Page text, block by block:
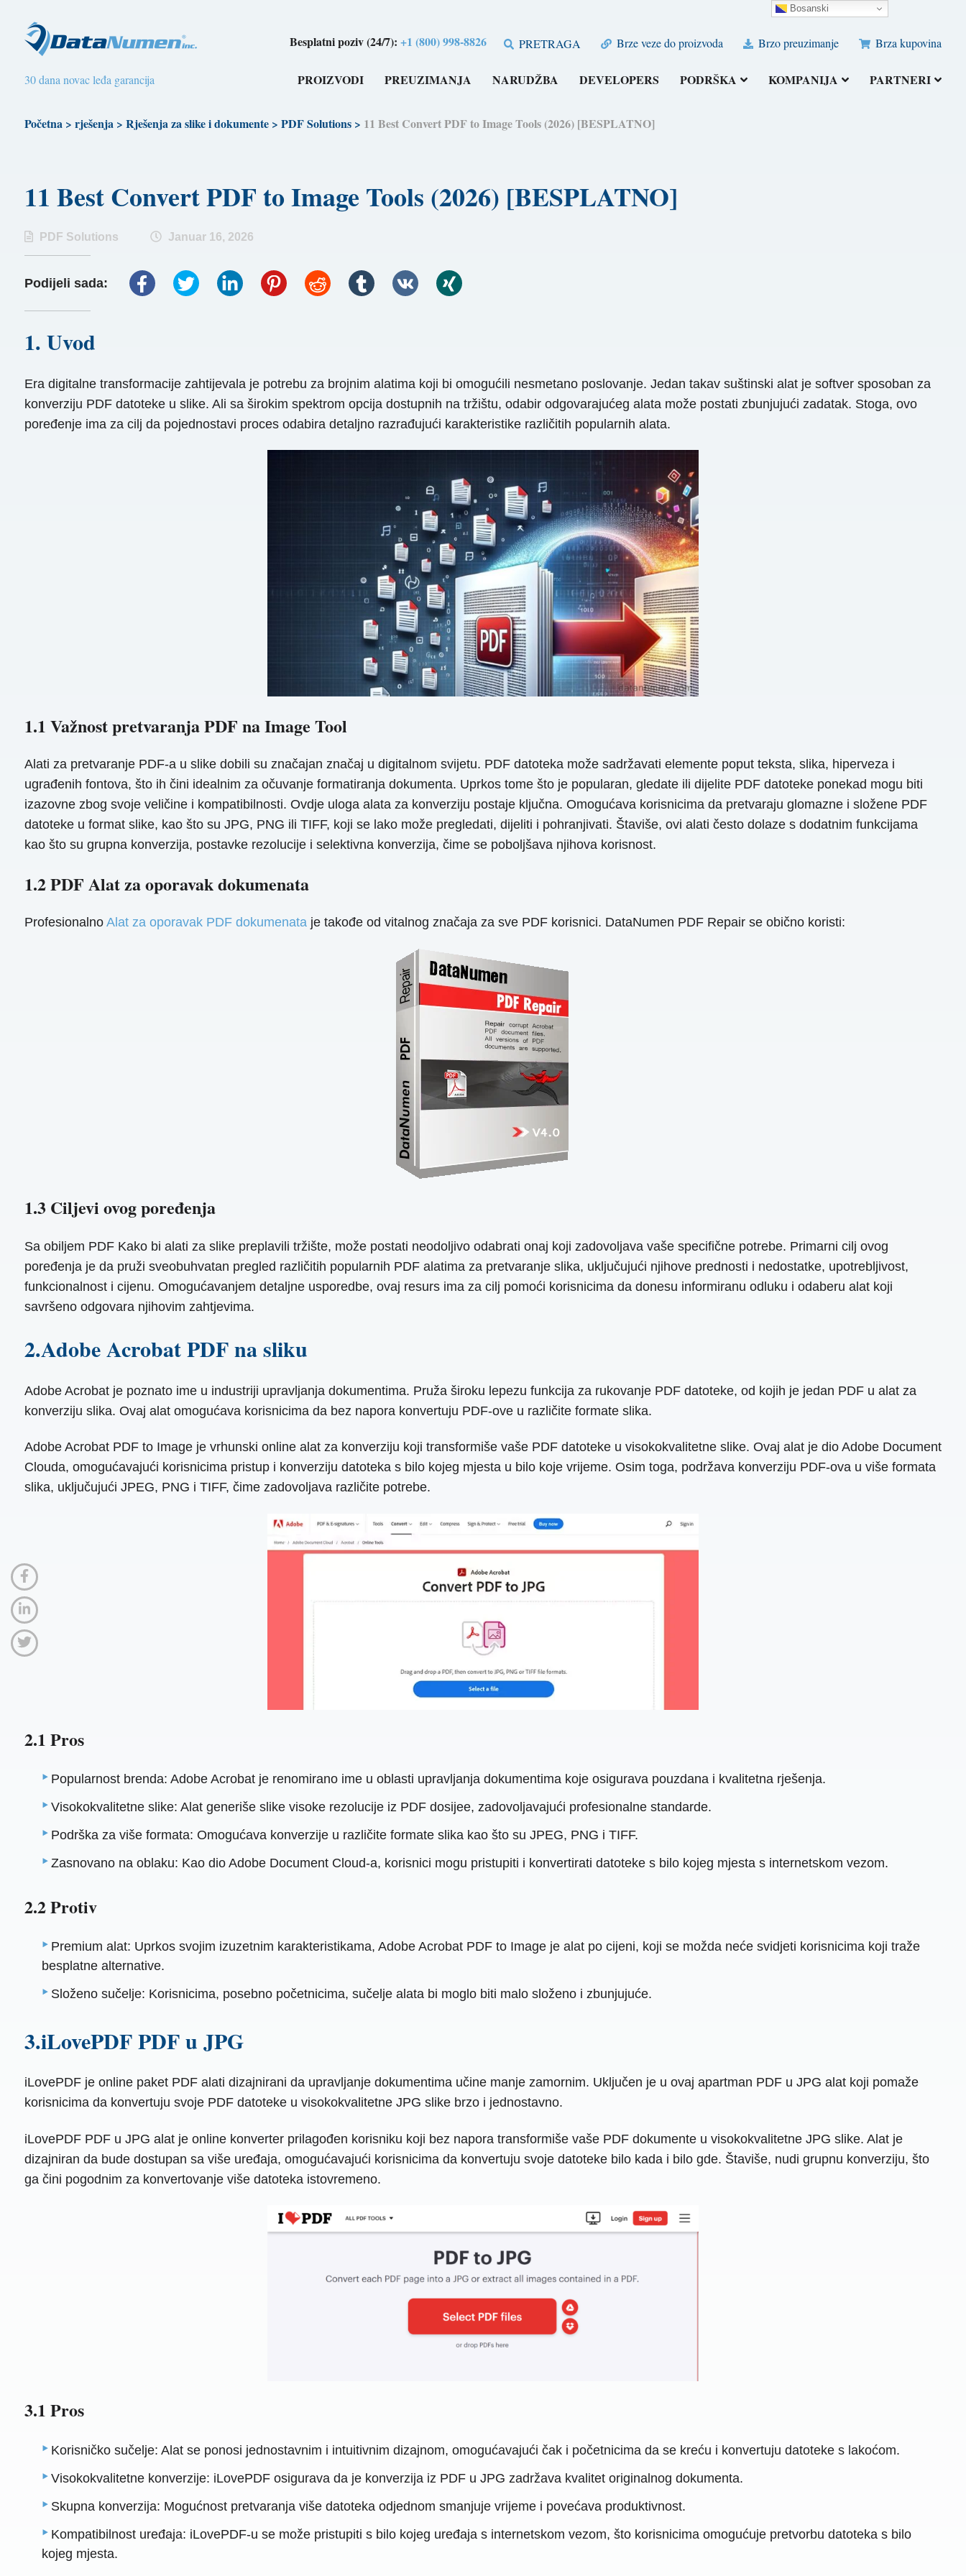
Besplatni poziv (24/7):+1 (800) 998-8826 PRETRAGA Brze veze do proizvoda Brzo preuzimanje Brza kupovina
30 dana novac leđa garancija PROIZVODI PREUZIMANJA NARUDŽBA DEVELOPERS PODRŠKA KOMPANIJA PARTNERI
Početna> rješenja> Rješenja za slike i dokumente> PDF Solutions> 11 Best Convert PDF to Image Tools (2026) [BESPLATNO]
11 Best Convert PDF to Image Tools (2026) [BESPLATNO]
PDF Solutions Januar 16, 2026
Podijeli sada:
1. Uvod
Era digitalne transformacije zahtijevala je potrebu za brojnim alatima koji bi omogućili nesmetano poslovanje. Jedan takav suštinski alat je softver sposoban za
konverziju PDF datoteke u slike. Ali sa širokim spektrom opcija dostupnih na tržištu, odabir odgovarajućeg alata može postati zbunjujući zadatak. Stoga, ovo
poređenje ima za cilj da pojednostavi proces odabira detaljno razrađujući karakteristike različitih popularnih alata.
1.1 Važnost pretvaranja PDF na Image Tool
Alati za pretvaranje PDF-a u slike dobili su značajan značaj u digitalnom svijetu. PDF datoteka može sadržavati elemente poput teksta, slika, hiperveza i
ugrađenih fontova, što ih čini idealnim za očuvanje formatiranja dokumenta. Uprkos tome što je popularan, gledate ili dijelite PDF datoteke ponekad mogu biti
izazovne zbog svoje veličine i kompatibilnosti. Ovdje uloga alata za konverziju postaje ključna. Omogućava korisnicima da pretvaraju glomazne i složene PDF
datoteke u format slike, kao što su JPG, PNG ili TIFF, koji se lako može pregledati, dijeliti i pohranjivati. Štaviše, ovi alati često dolaze s dodatnim funkcijama
kao što su grupna konverzija, postavke rezolucije i selektivna konverzija, čime se poboljšava njihova korisnost.
1.2 PDF Alat za oporavak dokumenata
Profesionalno Alat za oporavak PDF dokumenataje takođe od vitalnog značaja za sve PDF korisnici. DataNumen PDF Repair se obično koristi:
1.3 Ciljevi ovog poređenja
Sa obiljem PDF Kako bi alati za slike preplavili tržište, može postati neodoljivo odabrati onaj koji zadovoljava vaše specifične potrebe. Primarni cilj ovog
poređenja je da pruži sveobuhvatan pregled različitih popularnih PDF alatima za pretvaranje slika, uključujući njihove prednosti i nedostatke, upotrebljivost,
funkcionalnost i cijenu. Omogućavanjem detaljne usporedbe, ovaj resurs ima za cilj pomoći korisnicima da donesu informiranu odluku i odaberu alat koji
savršeno odgovara njihovim zahtjevima.
2.Adobe Acrobat PDF na sliku
Adobe Acrobat je poznato ime u industriji upravljanja dokumentima. Pruža široku lepezu funkcija za rukovanje PDF datoteke, od kojih je jedan PDF u alat za
konverziju slika. Ovaj alat omogućava korisnicima da bez napora konvertuju PDF-ove u različite formate slika.
Adobe Acrobat PDF to Image je vrhunski online alat za konverziju koji transformiše vaše PDF datoteke u visokokvalitetne slike. Ovaj alat je dio Adobe Document
Clouda, omogućavajući korisnicima pristup i konverziju datoteka s bilo kojeg mjesta u bilo koje vrijeme. Osim toga, podržava konverziju PDF-ova u više formata
slika, uključujući JPEG, PNG i TIFF, čime zadovoljava različite potrebe.
2.1 Pros
Popularnost brenda: Adobe Acrobat je renomirano ime u oblasti upravljanja dokumentima koje osigurava pouzdana i kvalitetna rješenja.
Visokokvalitetne slike: Alat generiše slike visoke rezolucije iz PDF dosijee, zadovoljavajući profesionalne standarde.
Podrška za više formata: Omogućava konverzije u različite formate slika kao što su JPEG, PNG i TIFF.
Zasnovano na oblaku: Kao dio Adobe Document Cloud-a, korisnici mogu pristupiti i konvertirati datoteke s bilo kojeg mjesta s internetskom vezom.
2.2 Protiv
Premium alat: Uprkos svojim izuzetnim karakteristikama, Adobe Acrobat PDF to Image je alat po cijeni, koji se možda neće svidjeti korisnicima koji traže
besplatne alternative.
Složeno sučelje: Korisnicima, posebno početnicima, sučelje alata bi moglo biti malo složeno i zbunjujuće.
3.iLovePDF PDF u JPG
iLovePDF je online paket PDF alati dizajnirani da upravljanje dokumentima učine manje zamornim. Uključen je u ovaj apartman PDF u JPG alat koji pomaže
korisnicima da konvertuju svoje PDF datoteke u visokokvalitetne JPG slike brzo i jednostavno.
iLovePDF PDF u JPG alat je online konverter prilagođen korisniku koji bez napora transformiše vaše PDF dokumente u visokokvalitetne JPG slike. Alat je
dizajniran da bude dostupan sa više uređaja, omogućavajući korisnicima da konvertuju svoje datoteke bilo kada i bilo gde. Štaviše, nudi grupnu konverziju, što
ga čini pogodnim za konvertovanje više datoteka istovremeno.
3.1 Pros
Korisničko sučelje: Alat se ponosi jednostavnim i intuitivnim dizajnom, omogućavajući čak i početnicima da se kreću i konvertuju datoteke s lakoćom.
Visokokvalitetne konverzije: iLovePDF osigurava da je konverzija iz PDF u JPG zadržava kvalitet originalnog dokumenta.
Skupna konverzija: Mogućnost pretvaranja više datoteka odjednom smanjuje vrijeme i povećava produktivnost.
Kompatibilnost uređaja: iLovePDF-u se može pristupiti s bilo kojeg uređaja s internetskom vezom, što korisnicima omogućuje pretvorbu datoteka s bilo
kojeg mjesta.
Bosanski